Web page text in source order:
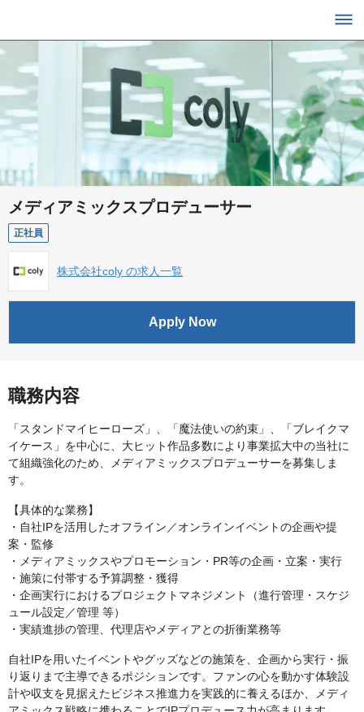
メディアミックスプロデューサー
正社員
株式会社coly の求人一覧
Apply Now
職務内容
「スタンドマイヒーローズ」、「魔法使いの約束」、「ブレイクマ
イケース」を中心に、大ヒット作品多数により事業拡大中の当社に
て組織強化のため、メディアミックスプロデューサーを募集しま
す。
【具体的な業務】
・自社IPを活用したオフライン／オンラインイベントの企画や提
案・監修
・メディアミックスやプロモーション・PR等の企画・立案・実行
・施策に付帯する予算調整・獲得
・企画実行におけるプロジェクトマネジメント（進行管理・スケジ
ュール設定／管理 等）
・実績進捗の管理、代理店やメディアとの折衝業務等
自社IPを用いたイベントやグッズなどの施策を、企画から実行・振
り返りまで主導できるポジションです。ファンの心を動かす体験設
計や収支を見据えたビジネス推進力を実践的に養えるほか、メディ